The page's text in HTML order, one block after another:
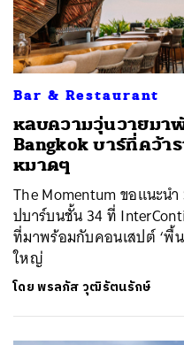
Bar & Restaurant
หลบความวุ่นวายมา
Bangkok บาร์ที่คว้า
หมาดๆ
The Momentum ขอแนะน
ปบาร์บนชั้น 34 ที่
ที่มาพร้อมกับคอนเสปต์ ‘พื้
ใหญ่
โดยพรลภัส วุฒิรัตนรักษ์